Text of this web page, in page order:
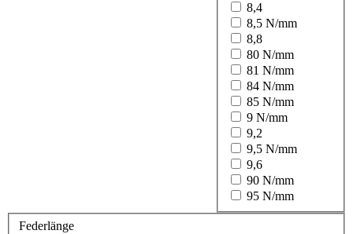
8,4
8,5 N/mm
8,8
80 N/mm
81 N/mm
84 N/mm
85 N/mm
9 N/mm
9,2
9,5 N/mm
9,6
90 N/mm
95 N/mm
Federlänge